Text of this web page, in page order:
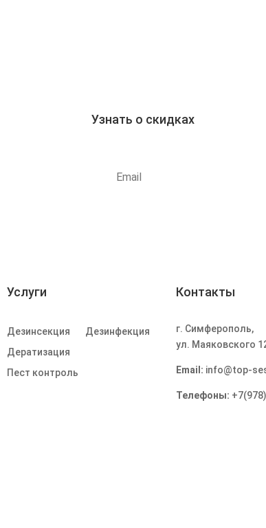
Узнать о скидках
Услуги
Дезинсекция
Дезинфекция
Дератизация
Пест контроль
Контакты
г. Симферополь,
ул. Маяковского
Email: info@top-
Телефоны: